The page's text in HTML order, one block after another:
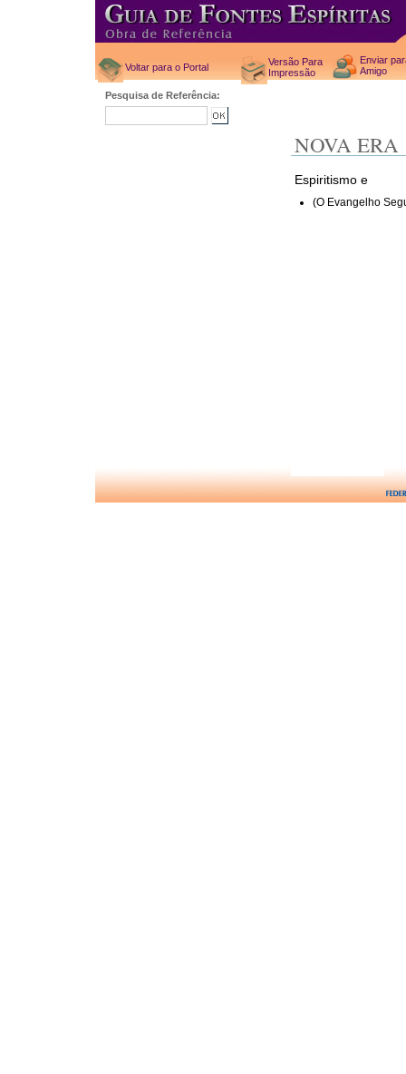
Voltar para o Portal
Versão Para
Impressão
Enviar
Amigo
Pesquisa de Referência:
NOVA ERA
Espiritismo e
(O Evangelho